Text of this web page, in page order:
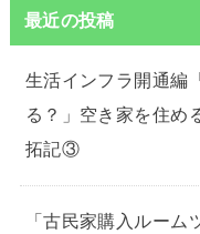
最近の投稿
生活インフラ開通編
る？」空き家を住め
拓記③
「古民家購入ルーム